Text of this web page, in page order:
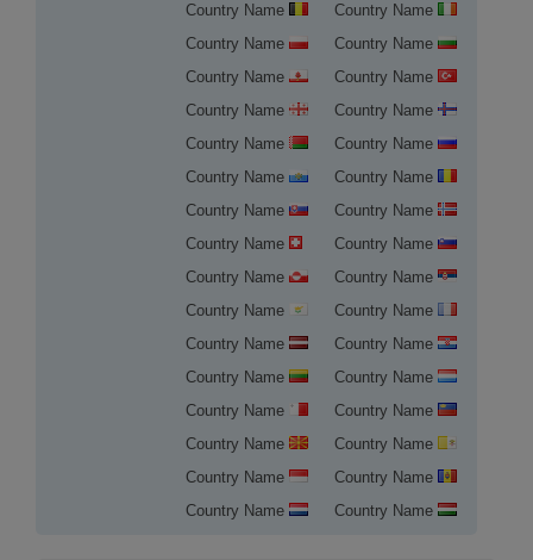
Country Name
Country Name
Country Name
Country Name
Country Name
Country Name
Country Name
Country Name
Country Name
Country Name
Country Name
Country Name
Country Name
Country Name
Country Name
Country Name
Country Name
Country Name
Country Name
Country Name
Country Name
Country Name
Country Name
Country Name
Country Name
Country Name
Country Name
Country Name
Country Name
Country Name
Country Name
Country Name
تسجيل النطاق في مقدونيا